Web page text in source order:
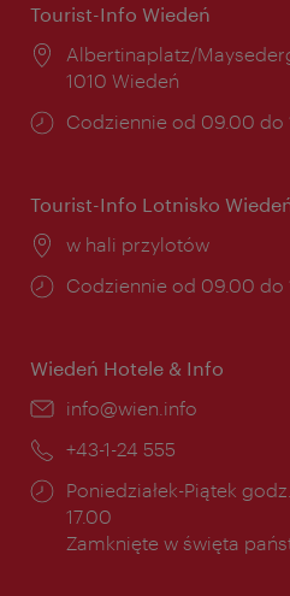
Tourist-Info Wiedeń
Miejsce:
Albertinaplatz/
1010 Wiedeń
Godziny
Codziennie od 09.00 do
Tourist-Info Lotnisko
Miejsce:
w hali przylotów
Godziny
Codziennie od 09.00 do
Wiedeń Hotele & Info
E-
info@wien.info
Telefon:
+43-1-24 555
Godziny
otwarcia:
Poniedziałek-Piątek
17.00
Zamknięte w święta